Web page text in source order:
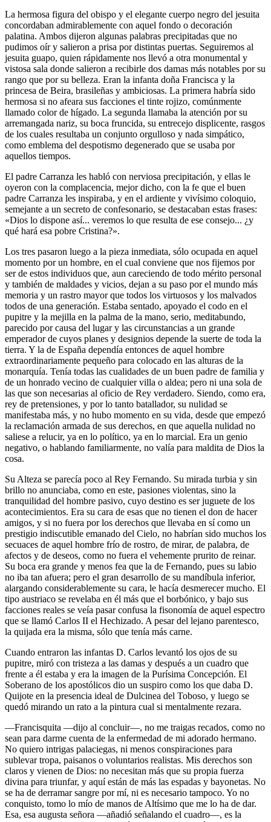
La hermosa figura del obispo y el elegante cuerpo negro del jesuita
concordaban admirablemente con aquel fondo o decoración
palatina. Ambos dijeron algunas palabras precipitadas que no
pudimos oír y salieron a prisa por distintas puertas. Seguiremos al
jesuita guapo, quien rápidamente nos llevó a otra monumental y
vistosa sala donde salieron a recibirle dos damas más notables por su
rango que por su belleza. Eran la infanta doña Francisca y la
princesa de Beira, brasileñas y ambiciosas. La primera habría sido
hermosa si no afeara sus facciones el tinte rojizo, comúnmente
llamado color de hígado. La segunda llamaba la atención por su
arremangada nariz, su boca fruncida, su entrecejo displicente, rasgos
de los cuales resultaba un conjunto orgulloso y nada simpático,
como emblema del despotismo degenerado que se usaba por
aquellos tiempos.
El padre Carranza les habló con nerviosa precipitación, y ellas le
oyeron con la complacencia, mejor dicho, con la fe que el buen
padre Carranza les inspiraba, y en el ardiente y vivísimo coloquio,
semejante a un secreto de confesonario, se destacaban estas frases:
«Dios lo dispone así... veremos lo que resulta de ese consejo... ¿y
qué hará esa pobre Cristina?».
Los tres pasaron luego a la pieza inmediata, sólo ocupada en aquel
momento por un hombre, en el cual conviene que nos fijemos por
ser de estos individuos que, aun careciendo de todo mérito personal
y también de maldades y vicios, dejan a su paso por el mundo más
memoria y un rastro mayor que todos los virtuosos y los malvados
todos de una generación. Estaba sentado, apoyado el codo en el
pupitre y la mejilla en la palma de la mano, serio, meditabundo,
parecido por causa del lugar y las circunstancias a un grande
emperador de cuyos planes y designios depende la suerte de toda la
tierra. Y la de España dependía entonces de aquel hombre
extraordinariamente pequeño para colocado en las alturas de la
monarquía. Tenía todas las cualidades de un buen padre de familia y
de un honrado vecino de cualquier villa o aldea; pero ni una sola de
las que son necesarias al oficio de Rey verdadero. Siendo, como era,
rey de pretensiones, y por lo tanto batallador, su nulidad se
manifestaba más, y no hubo momento en su vida, desde que empezó
la reclamación armada de sus derechos, en que aquella nulidad no
saliese a relucir, ya en lo político, ya en lo marcial. Era un genio
negativo, o hablando familiarmente, no valía para maldita de Dios la
cosa.
Su Alteza se parecía poco al Rey Fernando. Su mirada turbia y sin
brillo no anunciaba, como en este, pasiones violentas, sino la
tranquilidad del hombre pasivo, cuyo destino es ser juguete de los
acontecimientos. Era su cara de esas que no tienen el don de hacer
amigos, y si no fuera por los derechos que llevaba en sí como un
prestigio indiscutible emanado del Cielo, no habrían sido muchos los
secuaces de aquel hombre frío de rostro, de mirar, de palabra, de
afectos y de deseos, como no fuera el vehemente prurito de reinar.
Su boca era grande y menos fea que la de Fernando, pues su labio
no iba tan afuera; pero el gran desarrollo de su mandíbula inferior,
alargando considerablemente su cara, le hacía desmerecer mucho. El
tipo austriaco se revelaba en él más que el borbónico, y bajo sus
facciones reales se veía pasar confusa la fisonomía de aquel espectro
que se llamó Carlos II el Hechizado. A pesar del lejano parentesco,
la quijada era la misma, sólo que tenía más carne.
Cuando entraron las infantas D. Carlos levantó los ojos de su
pupitre, miró con tristeza a las damas y después a un cuadro que
frente a él estaba y era la imagen de la Purísima Concepción. El
Soberano de los apostólicos dio un suspiro como los que daba D.
Quijote en la presencia ideal de Dulcinea del Toboso, y luego se
quedó mirando un rato a la pintura cual si mentalmente rezara.
—Francisquita —dijo al concluir—, no me traigas recados, como no
sean para darme cuenta de la enfermedad de mi adorado hermano.
No quiero intrigas palaciegas, ni menos conspiraciones para
sublevar tropa, paisanos o voluntarios realistas. Mis derechos son
claros y vienen de Dios: no necesitan más que su propia fuerza
divina para triunfar, y aquí están de más las espadas y bayonetas. No
se ha de derramar sangre por mí, ni es necesario tampoco. Yo no
conquisto, tomo lo mío de manos de Altísimo que me lo ha de dar.
Esa, esa augusta señora —añadió señalando el cuadro—, es la